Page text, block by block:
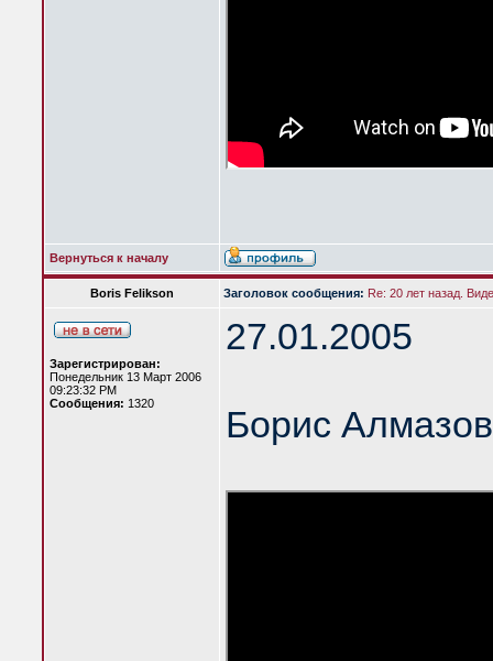
Вернуться к началу
Boris Felikson Заголовок сообщения: Re: 20 лет назад.
Зарегистрирован:
Понедельник 13 Март 2006
09:23:32 PM
Сообщения: 1320
27.01.2005
Борис